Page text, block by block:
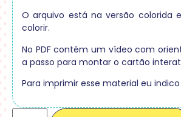
O arquivo está na versão colorida
colorir.
No PDF contém um vídeo com
a passo para montar o cartão
Para imprimir esse material eu indico